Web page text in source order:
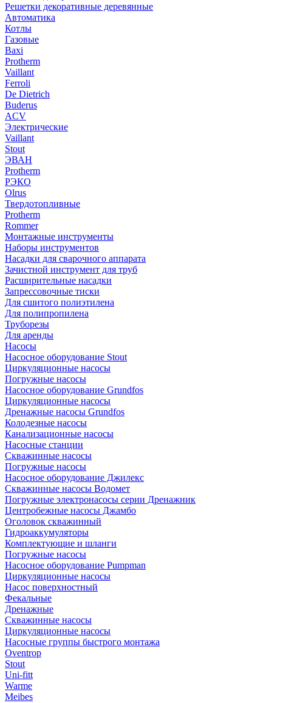
Решетки декоративные деревянные
Автоматика
Котлы
Газовые
Baxi
Protherm
Vaillant
Ferroli
De Dietrich
Buderus
ACV
Электрические
Vaillant
Stout
ЭВАН
Protherm
РЭКО
Olrus
Твердотопливные
Protherm
Rommer
Монтажные инструменты
Наборы инструментов
Насадки для сварочного аппарата
Зачистной инструмент для труб
Расширительные насадки
Запрессовочные тиски
Для сшитого полиэтилена
Для полипропилена
Труборезы
Для аренды
Насосы
Насосное оборудование Stout
Циркуляционные насосы
Погружные насосы
Насосное оборудование Grundfos
Циркуляционные насосы
Дренажные насосы Grundfos
Колодезные насосы
Канализационные насосы
Насосные станции
Скважинные насосы
Погружные насосы
Насосное оборудование Джилекс
Скважинные насосы Водомет
Погружные электронасосы серии Дренажник
Центробежные насосы Джамбо
Оголовок скважинный
Гидроаккумуляторы
Комплектующие и шланги
Погружные насосы
Насосное оборудование Pumpman
Циркуляционные насосы
Насос поверхностный
Фекальные
Дренажные
Скважинные насосы
Циркуляционные насосы
Насосные группы быстрого монтажа
Oventrop
Stout
Uni-fitt
Warme
Meibes